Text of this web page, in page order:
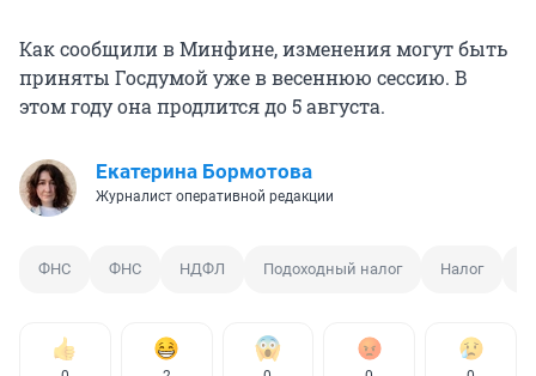
Как сообщили в Минфине, изменения могут быть
приняты Госдумой уже в весеннюю сессию. В
этом году она продлится до 5 августа.
Екатерина Бормотова
Журналист оперативной редакции
ФНС ФНС НДФЛ Подоходный налог Налог